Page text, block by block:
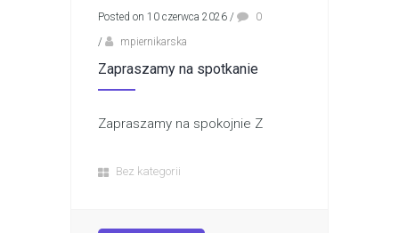
Posted on 10 czerwca 2026 /
0
/
mpiernikarska
Zapraszamy na spotkanie
Zapraszamy na spokojnie Z
Bez kategorii